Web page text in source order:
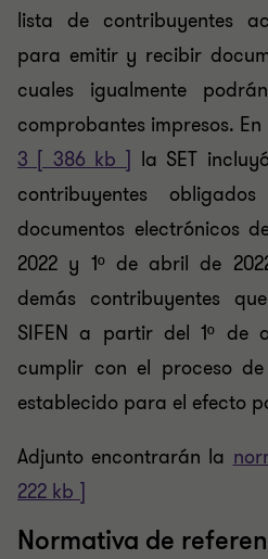
lista de contribuyentes
para emitir y recibir
cuales igualmente
comprobantes impresos. En
3 [ 386 kb ] la SET
contribuyentes
documentos electrónicos
2022 y 1º de abril de
demás contribuyentes
SIFEN a partir del 1º de
cumplir con el proceso
establecido para el efecto
Adjunto encontrarán la
222 kb ]
Normativa de